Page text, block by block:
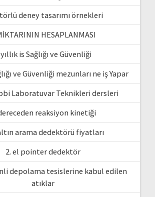
deney tasarımı örnekleri
HESAPLANMASI
is Sağlığı ve Güvenliği
ve Güvenliği mezunları ne iş Yapar
Laboratuvar Teknikleri dersleri
reaksiyon kinetiği
arama dedektörü fiyatları
2. el pointer dedektör
depolama tesislerine kabul edilen
atıklar